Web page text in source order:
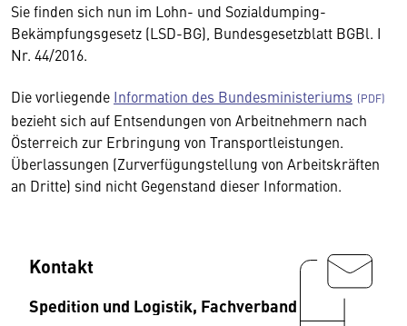
Sie finden sich nun im Lohn- und Sozialdumping-
Bekämpfungsgesetz (LSD-BG), Bundesgesetzblatt BGBl. I
Nr. 44/2016.
Die vorliegende Information des Bundesministeriums
bezieht sich auf Entsendungen von Arbeitnehmern nach
Österreich zur Erbringung von Transportleistungen.
Überlassungen (Zurverfügungstellung von Arbeitskräften
an Dritte) sind nicht Gegenstand dieser Information.
Kontakt
Spedition und Logistik, Fachverband